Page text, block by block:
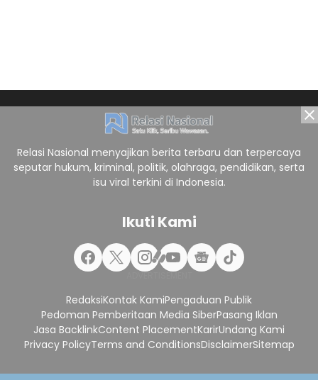
Relasi Nasional menyajikan berita terbaru dan terpercaya
seputar hukum, kriminal, politik, olahraga, pendidikan, serta
isu viral terkini di Indonesia.
Ikuti Kami
RedaksiKontak KamiPengaduan Publik
Pedoman Pemberitaan Media SiberPasang Iklan
Jasa BacklinkContent PlacementKarirUndang Kami
Privacy PolicyTerms and ConditionsDisclaimerSitemap